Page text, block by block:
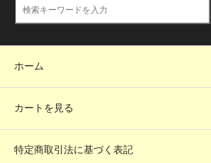
ホーム
カートを見る
特定商取引法に基づく表記